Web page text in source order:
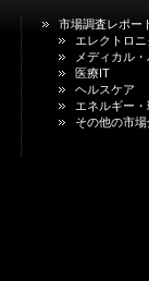
市場調査レポー
エレクトロ
メディカル
医療IT
ヘルスケア
エネルギー
その他の市